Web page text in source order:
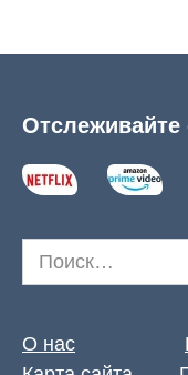
Search
for:
О нас